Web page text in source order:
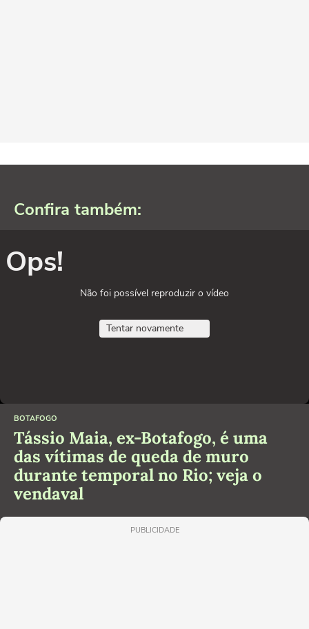
Confira também:
Ops!
Não foi possível reproduzir o vídeo
Tentar novamente
BOTAFOGO
Tássio Maia, ex-Botafogo, é uma
das vítimas de queda de muro
durante temporal no Rio; veja o
vendaval
PUBLICIDADE